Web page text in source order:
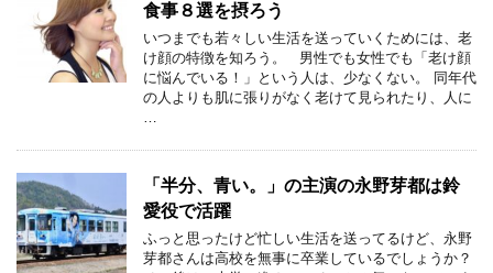
食事８選を摂ろう
いつまでも若々しい生活を送っていくためには、老
け顔の特徴を知ろう。 男性でも女性でも「老け顔
に悩んでいる！」という人は、少なくない。 同年代
の人よりも肌に張りがなく老けて見られたり、人に
…
「半分、青い。」の主演の永野芽都は鈴
愛役で活躍
ふっと思ったけど忙しい生活を送ってるけど、永野
芽都さんは高校を無事に卒業しているでしょうか？